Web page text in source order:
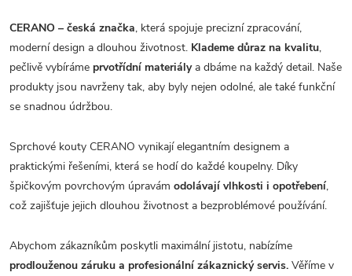
CERANO – česká značka, která spojuje precizní zpracování,
moderní design a dlouhou životnost. Klademe důraz na kvalitu,
pečlivě vybíráme prvotřídní materiálya dbáme na každý detail. Naše
produkty jsou navrženy tak, aby byly nejen odolné, ale také funkční
se snadnou údržbou.
Sprchové kouty CERANO vynikají elegantním designem a
praktickými řešeními, která se hodí do každé koupelny. Díky
špičkovým povrchovým úpravám odolávají vlhkosti i opotřebení,
což zajišťuje jejich dlouhou životnost a bezproblémové používání.
Abychom zákazníkům poskytli maximální jistotu, nabízíme
prodlouženou záruku a profesionální zákaznický servis. Věříme v